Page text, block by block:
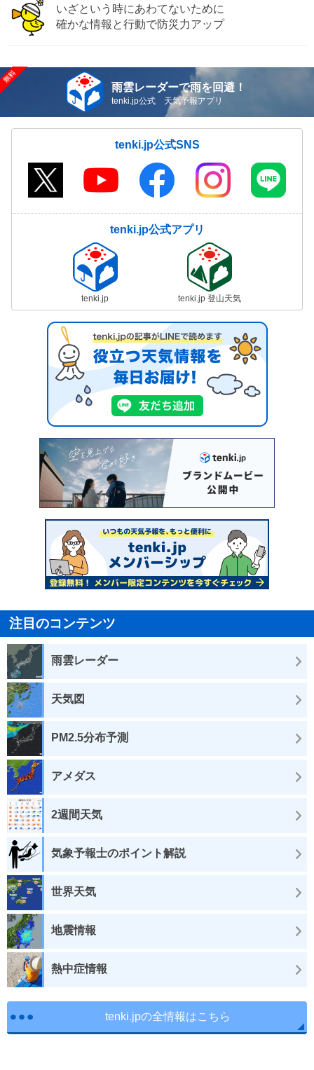
いざという時にあわてないために
確かな情報と行動で防災力アップ
雨雲レーダーで雨を回避！
tenki.jp公式 天気予報アプリ
tenki.jp公式SNS
tenki.jp公式アプリ
tenki.jp tenki.jp 登山天気
注目のコンテンツ
雨雲レーダー
天気図
PM2.5分布予測
アメダス
2週間天気
気象予報士のポイント解説
世界天気
地震情報
熱中症情報
tenki.jpの全情報はこちら